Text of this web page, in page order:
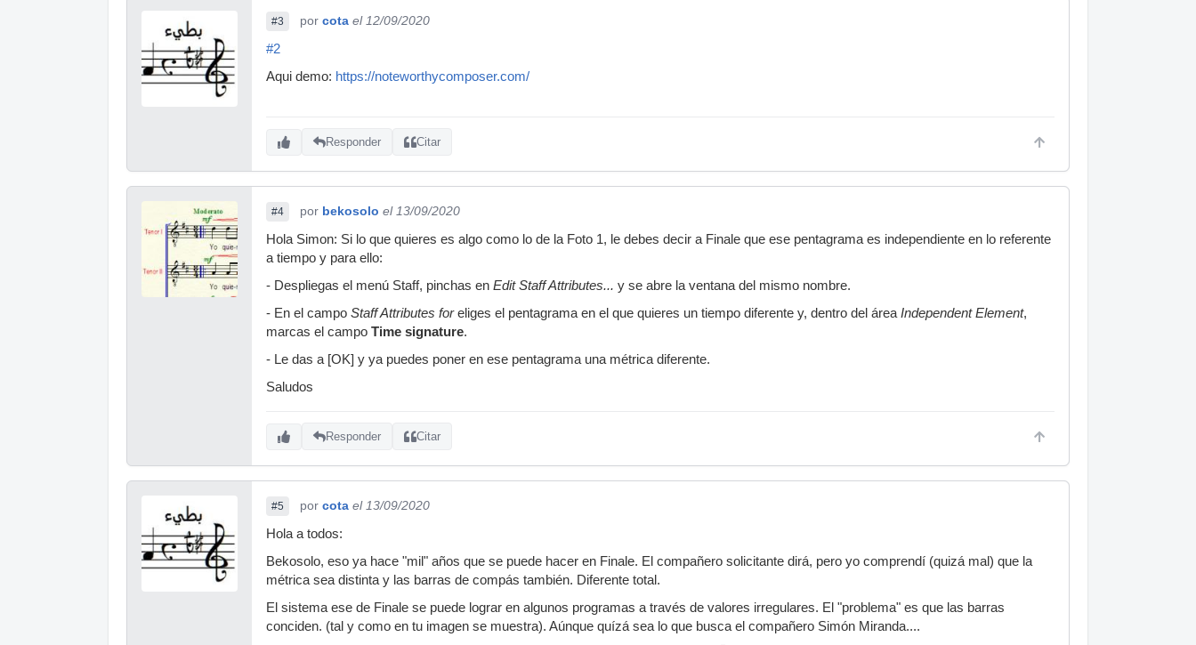
#3 por cota el 12/09/2020
#2
Aqui demo: https://noteworthycomposer.com/
Responder Citar
#4 por bekosolo el 13/09/2020
Hola Simon: Si lo que quieres es algo como lo de la Foto 1, le debes decir a Finale que ese pentagrama es independiente en lo referente
a tiempo y para ello:
- Despliegas el menú Staff, pinchas en Edit Staff Attributes... y se abre la ventana del mismo nombre.
- En el campo Staff Attributes foreliges el pentagrama en el que quieres un tiempo diferente y, dentro del área Independent Element,
marcas el campo Time signature.
- Le das a [OK] y ya puedes poner en ese pentagrama una métrica diferente.
Saludos
Responder Citar
#5 por cota el 13/09/2020
Hola a todos:
Bekosolo, eso ya hace "mil" años que se puede hacer en Finale. El compañero solicitante dirá, pero yo comprendí (quizá mal) que la
métrica sea distinta y las barras de compás también. Diferente total.
El sistema ese de Finale se puede lograr en algunos programas a través de valores irregulares. El "problema" es que las barras
conciden. (tal y como en tu imagen se muestra). Aúnque quízá sea lo que busca el compañero Simón Miranda....